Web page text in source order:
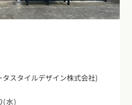
タスタイルデザイン株式会社)
水)